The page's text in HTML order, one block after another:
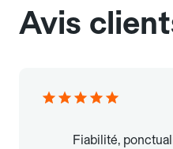
Avis
Fiabilité,